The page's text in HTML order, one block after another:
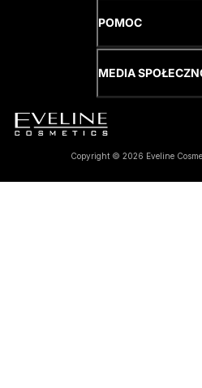
POMOC
MEDIA
Copyright © 2026 Eveline